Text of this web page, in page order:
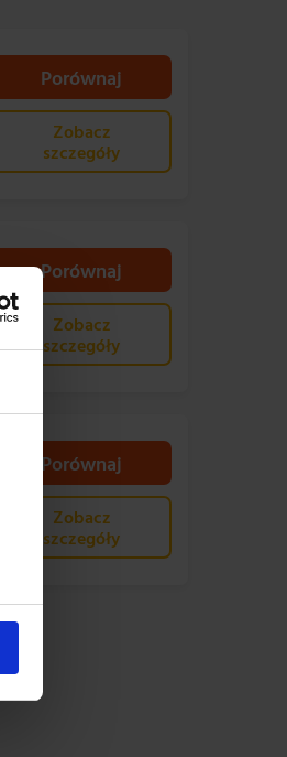
Porównaj
Zobacz
szczegóły
Porównaj
Zobacz
szczegóły
Porównaj
Zobacz
szczegóły